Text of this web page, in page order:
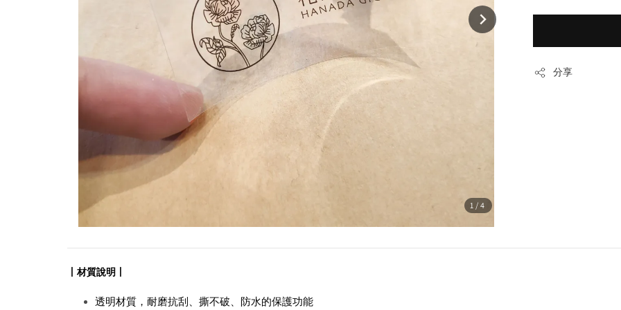
1 /4
分享
丨材質說明丨
透明材質，耐磨抗刮、撕不破、防水的保護功能